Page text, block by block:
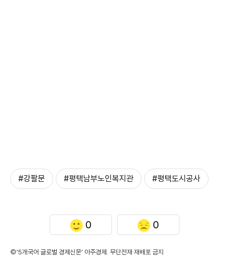
#강팔문 #평택남부노인복지관 #평택도시공사
0 0
©'5개국어 글로벌 경제신문' 아주경제. 무단전재·재배포 금지